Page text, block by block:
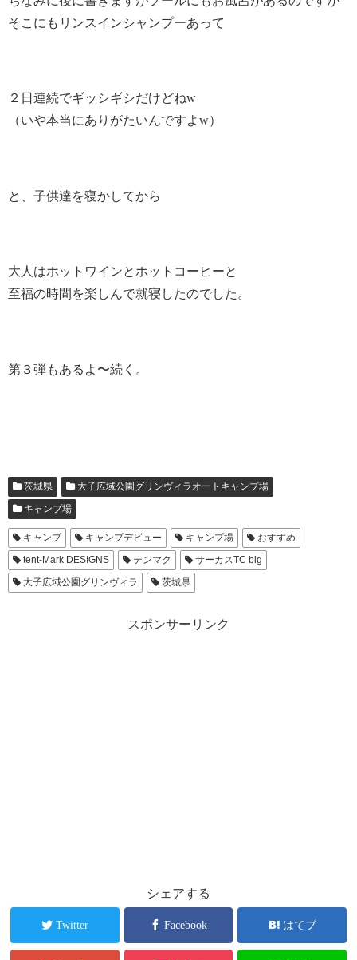
そこにもリンスインシャンプーあって
２日連続でギッシギシだけどねw
（いや本当にありがたいんですよw）
と、子供達を寝かしてから
大人はホットワインとホットコーヒーと
至福の時間を楽しんで就寝したのでした。
第３弾もあるよ〜続く。
茨城県
大子広域公園グリンヴィラオートキャンプ場
キャンプ場
キャンプ キャンプデビュー キャンプ場
おすすめ
tent-Mark DESIGNS
テンマク
サーカスTC big
大子広域公園グリンヴィラ
茨城県
スポンサーリンク
シェアする
Twitter Facebook はてブ